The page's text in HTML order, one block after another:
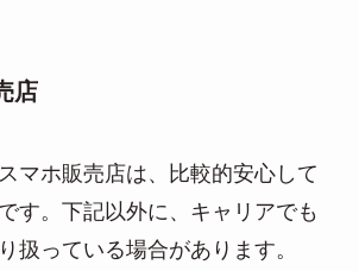
店
マホ販売店は、比較的安心して
す。下記以外に、キャリアでも
扱っている場合があります。